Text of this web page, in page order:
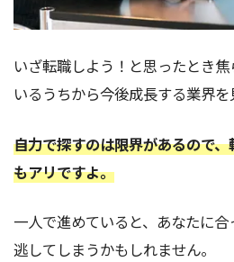
いざ転職しよう！と思ったとき
いるうちから今後成長する業界を
自力で探すのは限界があるので
もアリですよ。
一人で進めていると、あなたに
逃してしまうかもしれません。